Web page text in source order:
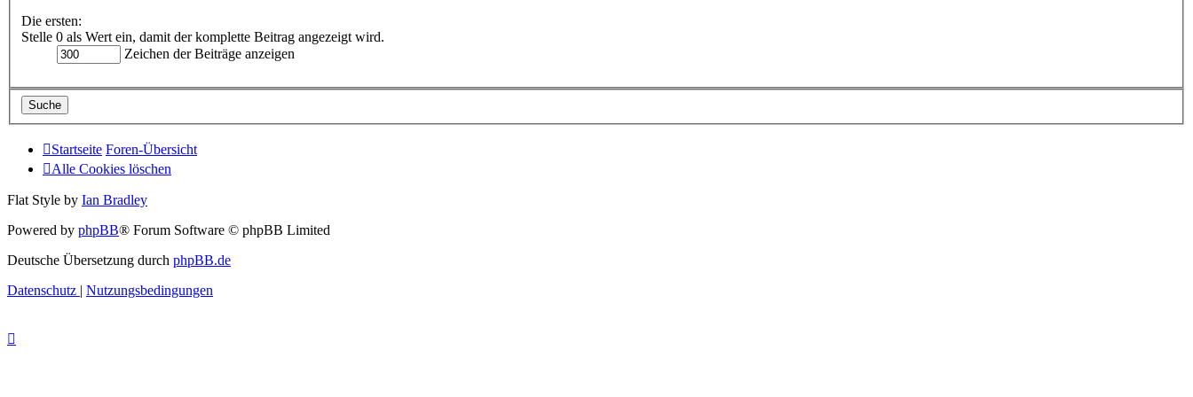
Die ersten:
Stelle 0 als Wert ein, damit der komplette Beitrag angezeigt wird.
Zeichen der Beiträge anzeigen
Startseite Foren-Übersicht
Alle Cookies löschen
Flat Style by Ian Bradley
Powered by phpBB® Forum Software © phpBB Limited
Deutsche Übersetzung durch phpBB.de
Datenschutz | Nutzungsbedingungen